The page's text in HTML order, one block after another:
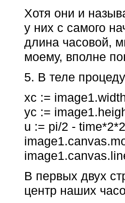
Хотя они и
у них с самого
длина часовой,
моему, вполне
5. В теле
xc :=
yc :=
u := pi/2 -
В первых двух
центр наших